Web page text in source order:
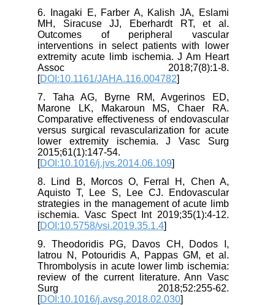
6. Inagaki E, Farber A, Kalish JA, Eslami
MH, Siracuse JJ, Eberhardt RT, et al.
Outcomes of peripheral vascular
interventions in select patients with lower
extremity acute limb ischemia. J Am Heart
Assoc 2018;7(8):1-8.
[DOI:10.1161/JAHA.116.004782
7. Taha AG, Byrne RM, Avgerinos ED,
Marone LK, Makaroun MS, Chaer RA.
Comparative effectiveness of endovascular
versus surgical revascularization for acute
lower extremity ischemia. J Vasc Surg
2015;61(1):147-54.
[DOI:10.1016/j.jvs.2014.06.109
8. Lind B, Morcos O, Ferral H, Chen A,
Aquisto T, Lee S, Lee CJ. Endovascular
strategies in the management of acute limb
ischemia. Vasc Spect Int 2019;35(1):4-12.
[DOI:10.5758/vsi.2019.35.1.4
9. Theodoridis PG, Davos CH, Dodos I,
Iatrou N, Potouridis A, Pappas GM, et al.
Thrombolysis in acute lower limb ischemia:
review of the current literature. Ann Vasc
Surg 2018;52:255-62.
[DOI:10.1016/j.avsg.2018.02.030